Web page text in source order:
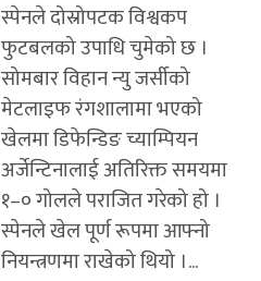
स्पेनले दोस्रोपटक विश्वकप
फुटबलको उपाधि चुमेको छ ।
सोमबार विहान न्यु जर्सीको
मेटलाइफ रंगशालामा भएको
खेलमा डिफेन्डिङ च्याम्पियन
अर्जेन्टिनालाई अतिरिक्त समयमा
१–० गोलले पराजित गरेको हो ।
स्पेनले खेल पूर्ण रूपमा आफ्नो
नियन्त्रणमा राखेको थियो ।...